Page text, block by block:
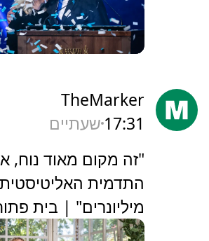
TheMarker
17:31 שעתיים
‏"זה מקום מאוד נוח,
התדמית
מיליונרים" | בית